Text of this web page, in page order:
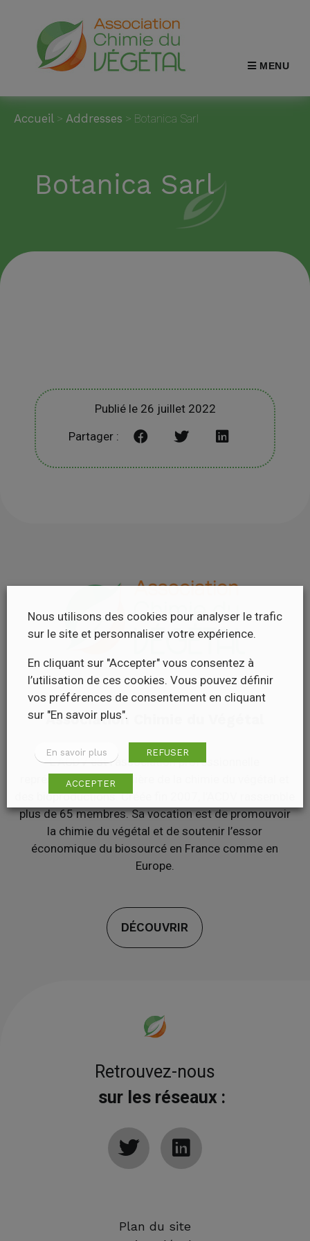
MENU
Accueil > Addresses > Botanica Sarl
Botanica Sarl
Publié le 26 juillet 2022
Partager :
Association Chimie du Végétal
L’ACDV est l’association professionnelle
représentative de la filière de la chimie du végétal et
des bioproductions. Créée fin 2007, l’ACDV rassemble
plus de 65 membres. Sa vocation est de promouvoir
la chimie du végétal et de soutenir l’essor
économique du biosourcé en France comme en
Europe.
DÉCOUVRIR
Retrouvez-nous
sur les réseaux :
Plan du site
Nous utilisons des cookies pour analyser le trafic
sur le site et personnaliser votre expérience.
En cliquant sur "Accepter" vous consentez à
l’utilisation de ces cookies. Vous pouvez définir
vos préférences de consentement en cliquant
sur "En savoir plus".
En savoir plus REFUSER
ACCEPTER